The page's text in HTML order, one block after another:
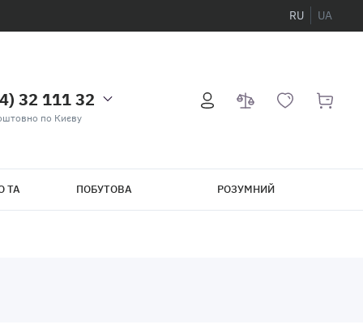
RU UA
32 111 32
по Києву
ТА ПОБУТОВА РОЗУМНИЙ